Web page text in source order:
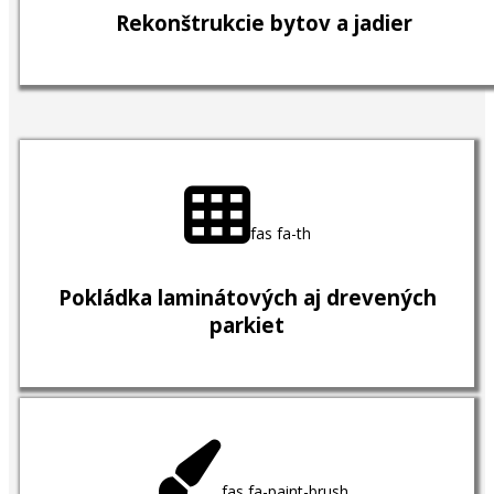
Rekonštrukcie bytov a jadier
fas fa-th
Pokládka laminátových aj drevených
parkiet